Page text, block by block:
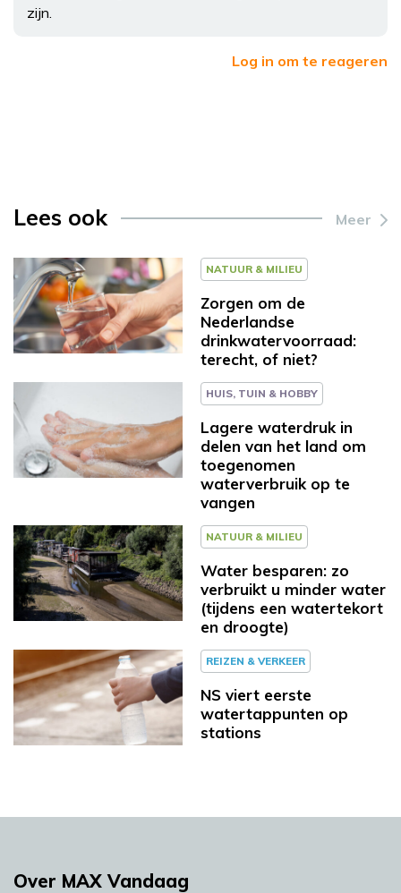
zijn.
Log in om te reageren
Lees ook Meer
NATUUR & MILIEU
Zorgen om de
Nederlandse
drinkwatervoorraad:
terecht, of niet?
HUIS, TUIN & HOBBY
Lagere waterdruk in
delen van het land om
toegenomen
waterverbruik op te
vangen
NATUUR & MILIEU
Water besparen: zo
verbruikt u minder water
(tijdens een watertekort
en droogte)
REIZEN & VERKEER
NS viert eerste
watertappunten op
stations
Over MAX Vandaag